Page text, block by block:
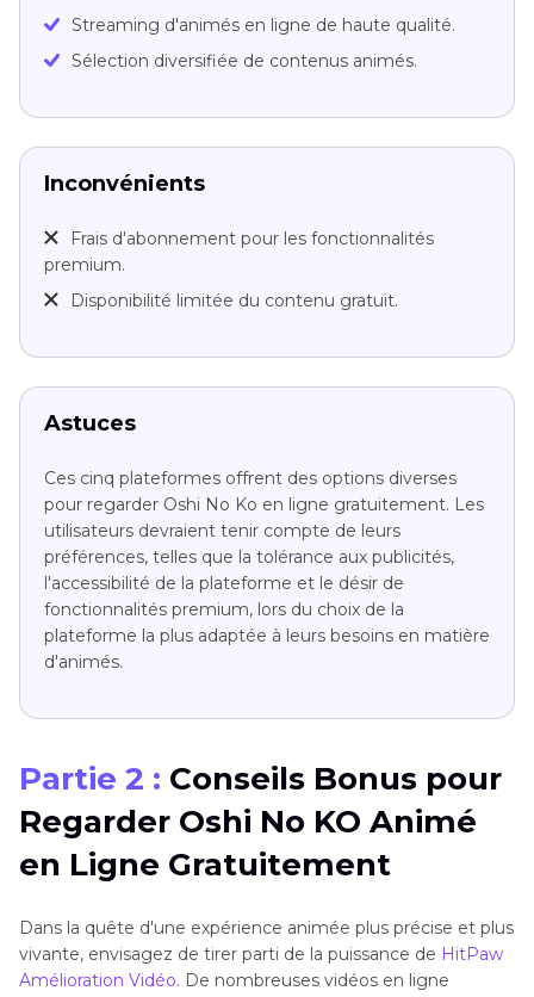
Streaming d'animés en ligne de haute qualité.
Sélection diversifiée de contenus animés.
Inconvénients
Frais d'abonnement pour les fonctionnalités
premium.
Disponibilité limitée du contenu gratuit.
Astuces
Ces cinq plateformes offrent des options diverses
pour regarder Oshi No Ko en ligne gratuitement. Les
utilisateurs devraient tenir compte de leurs
préférences, telles que la tolérance aux publicités,
l'accessibilité de la plateforme et le désir de
fonctionnalités premium, lors du choix de la
plateforme la plus adaptée à leurs besoins en matière
d'animés.
Partie 2 : Conseils Bonus pour
Regarder Oshi No KO Animé
en Ligne Gratuitement
Dans la quête d'une expérience animée plus précise et plus
vivante, envisagez de tirer parti de la puissance de HitPaw
Amélioration Vidéo. De nombreuses vidéos en ligne